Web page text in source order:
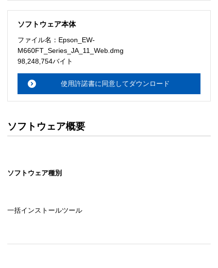
ソフトウェアのサポート
・本サーバでは、ユーザーサポートは行いません。搭載ソ
フトウェアについてのお問い合わせは、最寄りのインフォ
いたします。ファイル解凍後に必ずドキュメントファイ
・ソフトウェアのダウンロード・導入はお客様の責任にお
いて行っていただきます。
著作権者
ソフトウェア本体
ファイル名：Epson_EW-
M660FT_Series_JA_11_Web.dmg
98,248,754バイト
使用許諾書に同意してダウンロード
ソフトウェア概要
ソフトウェア種別
一括インストールツール